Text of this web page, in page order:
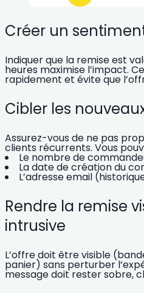
Créer un
Indiquer que la remise est
heures maximise l’impact.
rapidement et évite que
Cibler les
Assurez-vous de ne pas
clients récurrents. Vous
Le nombre de
La date de création du
L’adresse email
Rendre la remise
intrusive
L’offre doit être visible
panier) sans perturber
message doit rester sobre,